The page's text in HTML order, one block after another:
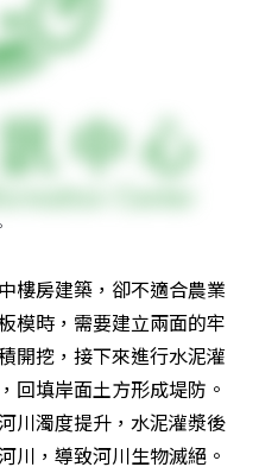
樓房建築，卻不適合農業
模時，需要建立兩面的牢
開挖，接下來進行水泥灌
回填岸面土方形成堤防。
川濁度提升，水泥灌漿後
川，導致河川生物滅絕。